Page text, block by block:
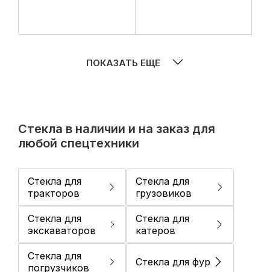
ПОКАЗАТЬ ЕЩЕ
Стекла в наличии и на заказ для
любой спецтехники
Стекла для
тракторов
Стекла для
грузовиков
Cтекла для
экскаваторов
Cтекла для
катеров
Стекла для
погрузчиков
Стекла для фур